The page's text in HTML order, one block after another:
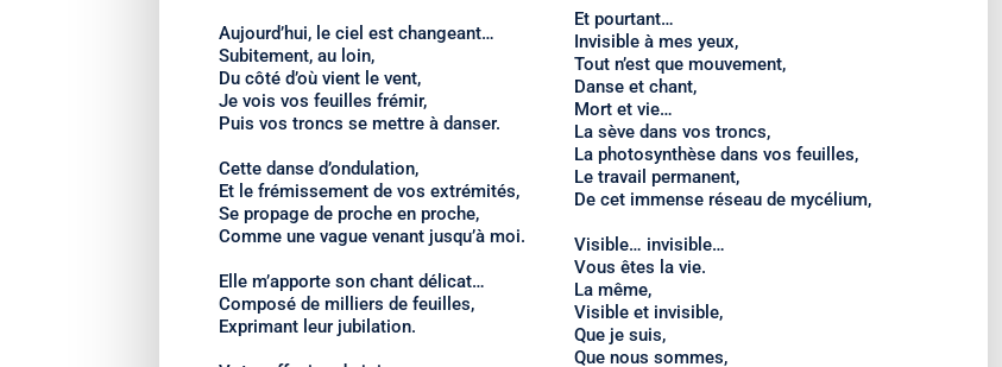
Aujourd’hui, le ciel est changeant…
Subitement, au loin,
Du côté d’où vient le vent,
Je vois vos feuilles frémir,
Puis vos troncs se mettre à danser.
Cette danse d’ondulation,
Et le frémissement de vos extrémités,
Se propage de proche en proche,
Comme une vague venant jusqu’à moi.
Elle m’apporte son chant délicat…
Composé de milliers de feuilles,
Exprimant leur jubilation.
Et pourtant…
Invisible à mes yeux,
Tout n’est que mouvement,
Danse et chant,
Mort et vie…
La sève dans vos troncs,
La photosynthèse dans vos feuilles,
Le travail permanent,
De cet immense réseau de mycélium,
Visible… invisible…
Vous êtes la vie.
La même,
Visible et invisible,
Que je suis,
Que nous sommes,